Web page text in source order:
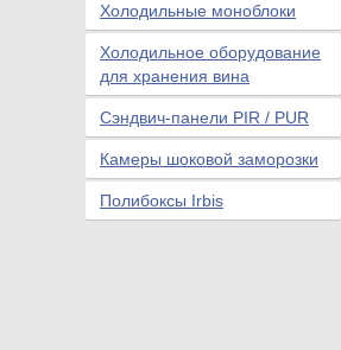
Холодильные моноблоки
Холодильное оборудование
для хранения вина
Сэндвич-панели PIR / PUR
Камеры шоковой заморозки
Полибоксы Irbis